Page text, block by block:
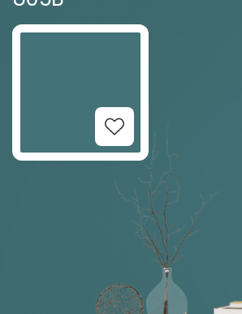
Add to Wishlist